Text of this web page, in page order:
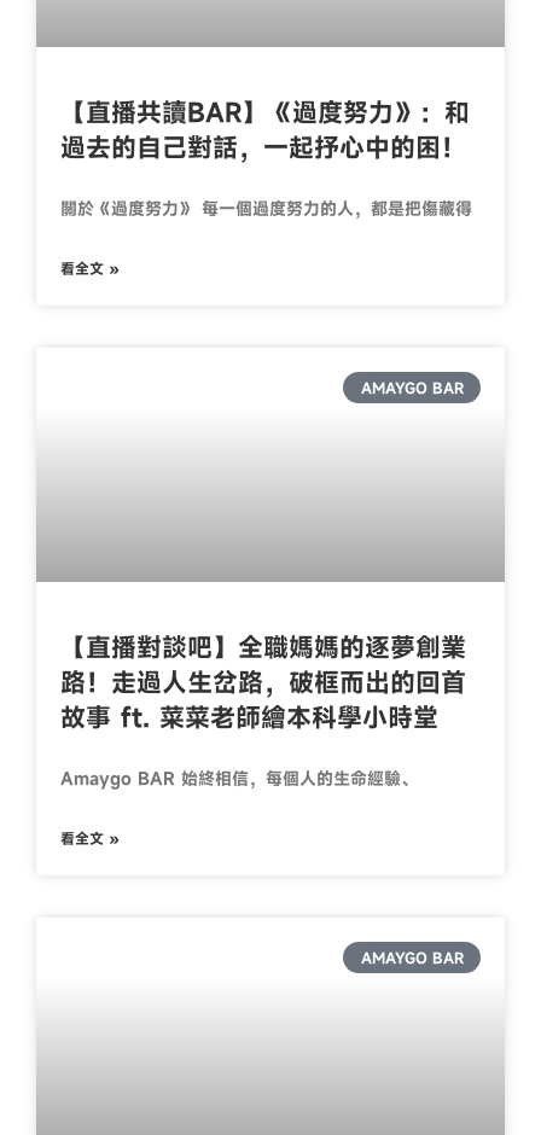
【直播共讀BAR】《過度努力》：和
過去的自己對話，一起抒心中的困！
關於《過度努力》 每一個過度努力的人，都是把傷藏得
看全文 »
AMAYGO BAR
【直播對談吧】全職媽媽的逐夢創業
路！走過人生岔路，破框而出的回首
故事 ft. 菜菜老師繪本科學小時堂
Amaygo BAR 始終相信，每個人的生命經驗、
看全文 »
AMAYGO BAR